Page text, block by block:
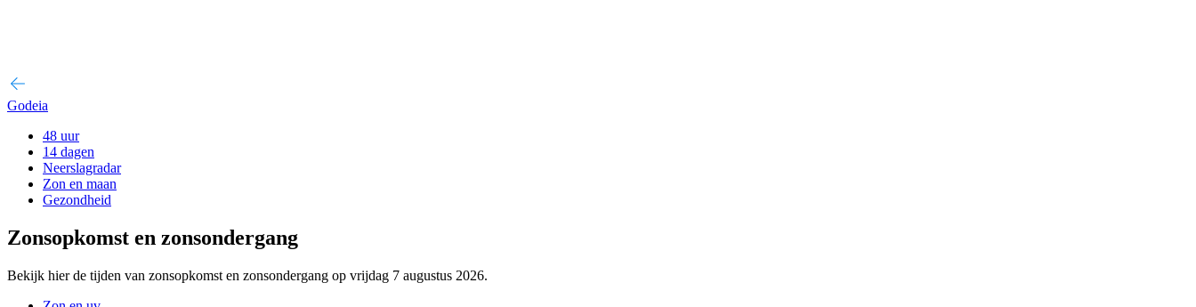
Godeia
48 uur
14 dagen
Neerslagradar
Zon en maan
Gezondheid
Zonsopkomst en zonsondergang
Bekijk hier de tijden van zonsopkomst en zonsondergang op vrijdag 7 augustus 2026.